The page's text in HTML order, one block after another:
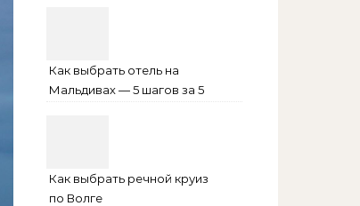
Как выбрать отель на
Мальдивах — 5 шагов за 5
Как выбрать речной круиз
по Волге